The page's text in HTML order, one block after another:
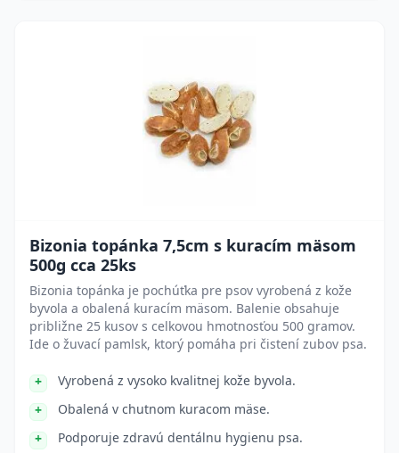
Bizonia topánka 7,5cm s kuracím mäsom
500g cca 25ks
Bizonia topánka je pochúťka pre psov vyrobená z kože
byvola a obalená kuracím mäsom. Balenie obsahuje
približne 25 kusov s celkovou hmotnosťou 500 gramov.
Ide o žuvací pamlsk, ktorý pomáha pri čistení zubov psa.
Vyrobená z vysoko kvalitnej kože byvola.
Obalená v chutnom kuracom mäse.
Podporuje zdravú dentálnu hygienu psa.